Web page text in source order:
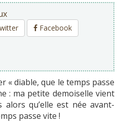
Facebook
« diable, que le temps passe
: ma petite demoiselle vient
qu’elle est née avant-
passe vite !